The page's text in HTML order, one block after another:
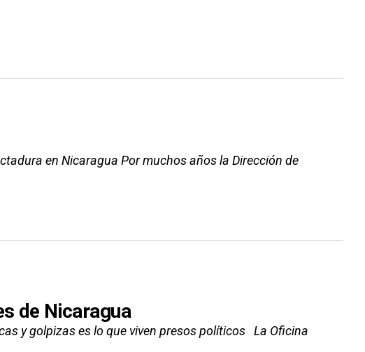
en Nicaragua Por muchos años la Dirección de
de Nicaragua
y golpizas es lo que viven presos políticos La Oficina